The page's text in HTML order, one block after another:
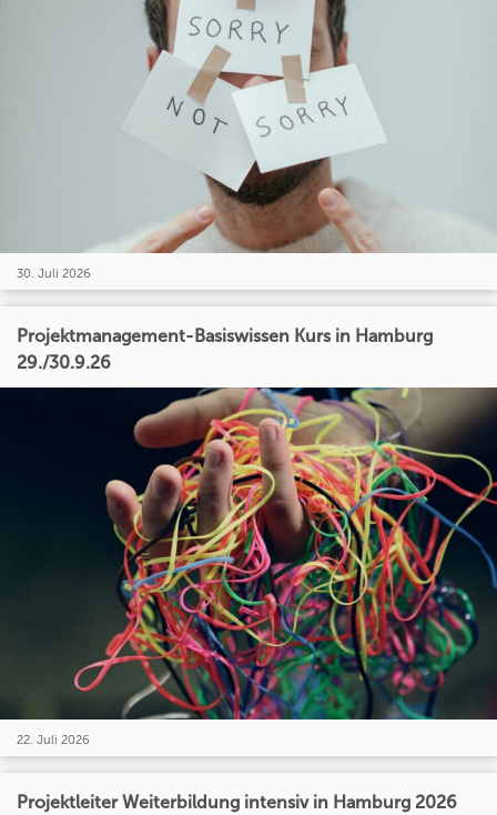
30. Juli 2026
Projektmanagement-Basiswissen Kurs in Hamburg
29./30.9.26
22. Juli 2026
Projektleiter Weiterbildung intensiv in Hamburg 2026